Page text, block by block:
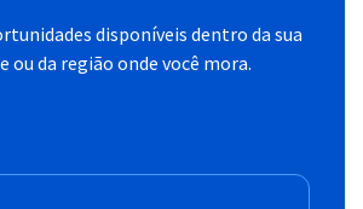
disponíveis dentro da sua
ou da região onde você mora.